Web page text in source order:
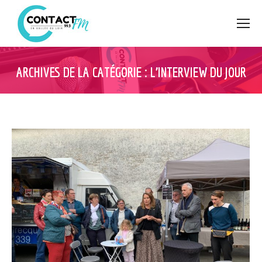
ARCHIVES DE LA CATÉGORIE :L’INTERVIEW DU JOUR